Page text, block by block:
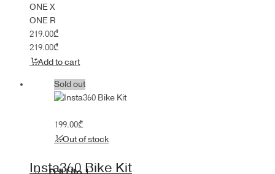
ONE X
ONE R
219.00₾
219.00₾
Add to cart
Sold out
199.00₾
Out of stock
Insta360 Bike Kit